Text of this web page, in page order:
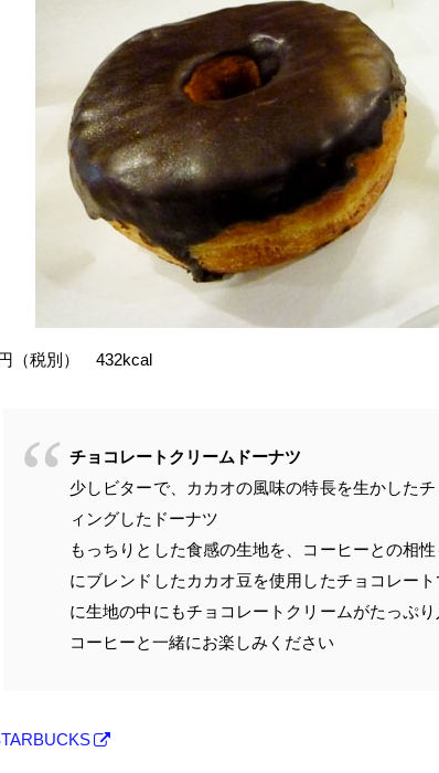
（税別） 432kcal
チョコレートクリームドーナツ
少しビターで、カカオの風味の特長を生かした
ィングしたドーナツ
もっちりとした食感の生地を、コーヒーとの相
にブレンドしたカカオ豆を使用したチョコレー
に生地の中にもチョコレートクリームがたっぷ
コーヒーと一緒にお楽しみください